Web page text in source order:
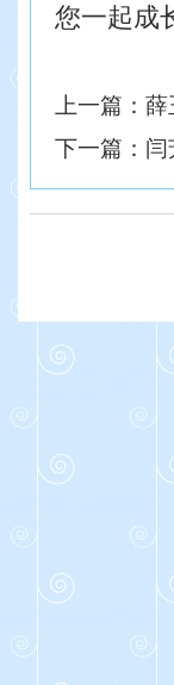
您一起成
上一篇： 薛
下一篇： 闫